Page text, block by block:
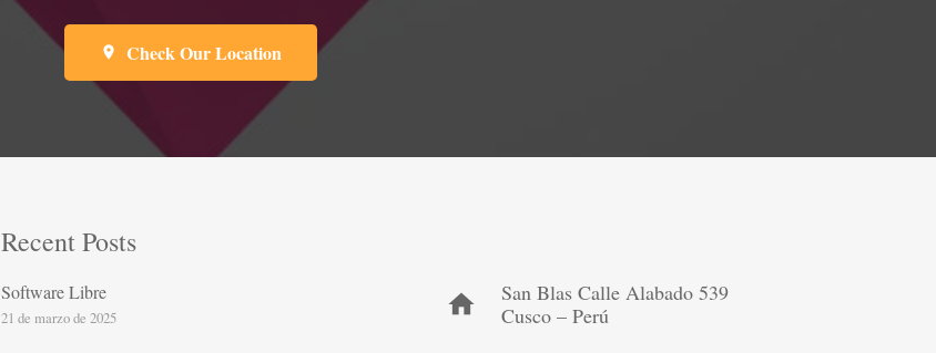
place Check Our Location
Recent Posts
Software Libre
21 de marzo de 2025 home
San Blas Calle Alabado 539
Cusco – Perú